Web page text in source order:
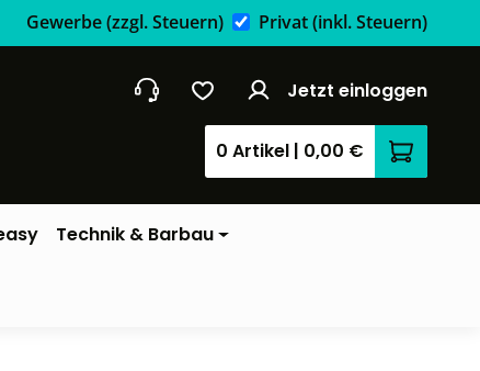
Gewerbe(zzgl. Steuern) Privat(inkl. Steuern)
Jetzt einloggen
0 Artikel | 0,00 €
Technik & Barbau